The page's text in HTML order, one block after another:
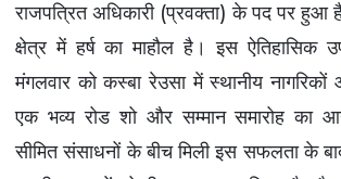
हापुड़ न्यूज़
आगरा न्यूज़
राजपत्रित अधिकारी (प्रवक्ता) के पद पर हुआ
क्षेत्र में हर्ष का माहौल है। इस ऐतिहासिक
मंगलवार को कस्बा रेउसा में स्थानीय नागरिकों
एक भव्य रोड शो और सम्मान समारोह का
सीमित संसाधनों के बीच मिली इस सफलता के